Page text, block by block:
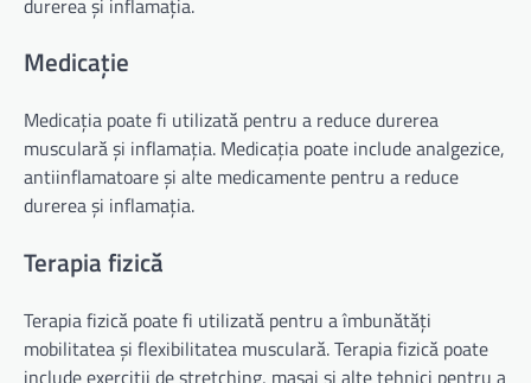
Medicație
Medicația poate fi utilizată pentru a reduce durerea
musculară și inflamația. Medicația poate include analgezice,
antiinflamatoare și alte medicamente pentru a reduce
durerea și inflamația.
Terapia fizică
Terapia fizică poate fi utilizată pentru a îmbunătăți
mobilitatea și flexibilitatea musculară. Terapia fizică poate
include exerciții de stretching, masaj și alte tehnici pentru a